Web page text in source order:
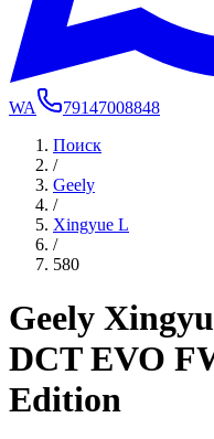
WA
79147008848
Поиск
/
Geely
/
Xingyue L
/
580
Geely
DCT EVO
Edition